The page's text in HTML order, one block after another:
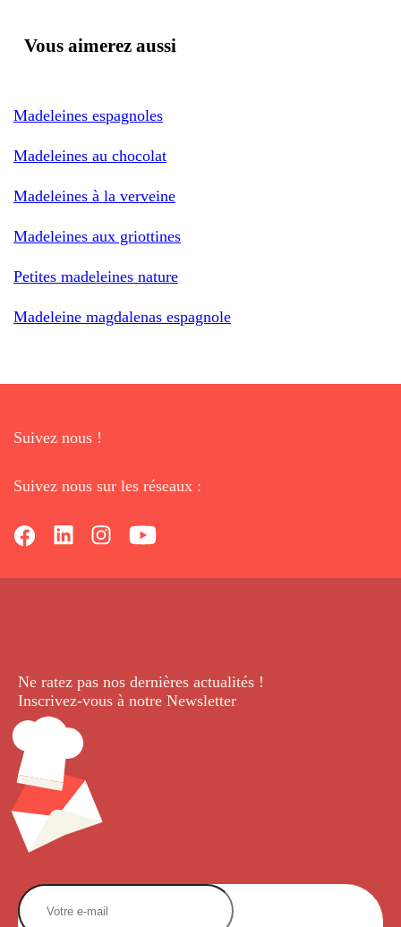
Vous aimerez aussi
Madeleines espagnoles
Madeleines au chocolat
Madeleines à la verveine
Madeleines aux griottines
Petites madeleines nature
Madeleine magdalenas espagnole
Suivez nous !
Suivez nous sur les réseaux :
Ne ratez pas nos dernières actualités !
Inscrivez-vous à notre Newsletter.